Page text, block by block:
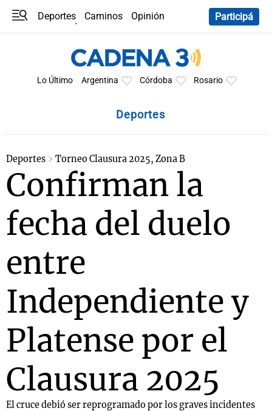
Deportes Caminos
Opinión
Participá
Lo Último Argentina Córdoba Rosario
Deportes
Deportes Torneo Clausura 2025, Zona B
Confirman la
fecha del duelo
entre
Independiente y
Platense por el
Clausura 2025
El cruce debió ser reprogramado por los graves incidentes